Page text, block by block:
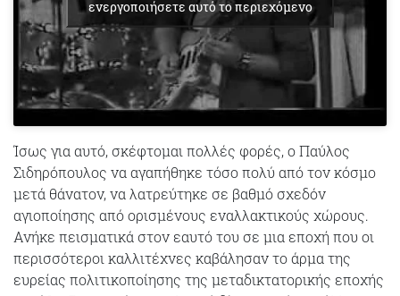
ενεργοποιήσετε αυτό το περιεχόμενο
Ίσως για αυτό, σκέφτομαι πολλές φορές, ο Παύλος
Σιδηρόπουλος να αγαπήθηκε τόσο πολύ από τον κόσμο
μετά θάνατον, να λατρεύτηκε σε βαθμό σχεδόν
αγιοποίησης από ορισμένους εναλλακτικούς χώρους.
Ανήκε πεισματικά στον εαυτό του σε μια εποχή που οι
περισσότεροι καλλιτέχνες καβάλησαν το άρμα της
ευρείας πολιτικοποίησης της μεταδικτατορικής εποχής